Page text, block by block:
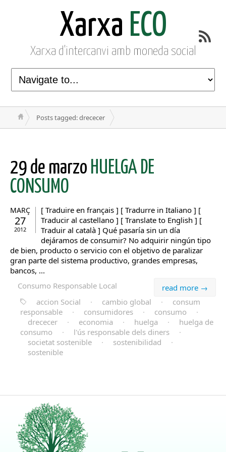
Xarxa ECO
Xarxa d'intercanvi amb moneda social
Posts tagged: drececer
29 de marzo HUELGA DE
CONSUMO
MARÇ
27
2012
[ Traduire en français ] [ Tradurre in Italiano ] [
Traducir al castellano ] [ Translate to English ] [
Traduir al català ] Qué pasaría sin un día
dejáramos de consumir? No adquirir ningún tipo
de bien, producto o servicio con el objetivo de paralizar
gran parte del sistema productivo, grandes empresas,
bancos, ...
read more →
Consumo Responsable Local
accion Social
· cambio global ·
consum
responsable
· consumidores · consumo
·
drececer
· economia · huelga ·
huelga de
consumo
· l'ús responsable dels diners
·
societat sostenible
· sostenibilidad
·
sostenible